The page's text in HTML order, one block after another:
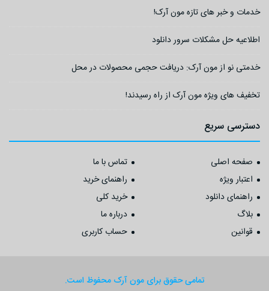
خدمات و خبر های تازه مون آرک!
اطلاعیه حل مشکلات سرور دانلود
خدمتی نو از مون آرک: دریافت حجمی محصولات در محل
تخفیف های ویژه مون آرک از راه رسیدند!
دسترسی سریع
صفحه اصلی
تماس با ما
اعتبار ویژه
راهنمای خرید
راهنمای دانلود
خرید کلی
بلاگ
درباره ما
قوانین
حساب کاربری
تمامی حقوق برای مون آرک محفوظ است.